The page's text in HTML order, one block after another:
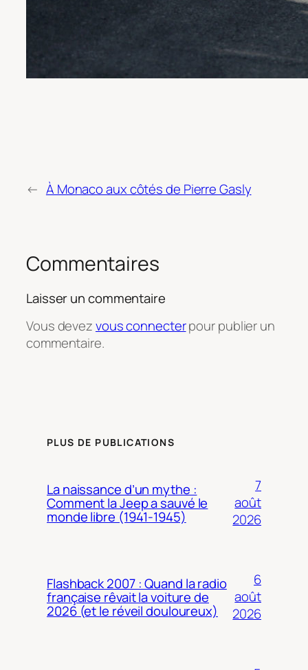
← À Monaco aux côtés de Pierre Gasly
Commentaires
Laisser un commentaire
Vous devezvous connecterpour publier un
commentaire.
PLUS DE PUBLICATIONS
La naissance d’un mythe :
Comment la Jeep a sauvé le
monde libre (1941-1945)
7
août
2026
Flashback 2007 : Quand la radio
française rêvait la voiture de
2026 (et le réveil douloureux)
6
août
2026